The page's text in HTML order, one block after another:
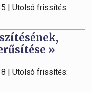
| Utolsó frissítés:
»
| Utolsó frissítés: